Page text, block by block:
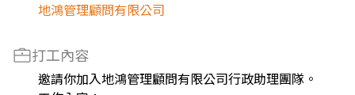
地鴻管理顧問有限公司
打工內容
邀請你加入地鴻管理顧問有限公司行政助理團隊。